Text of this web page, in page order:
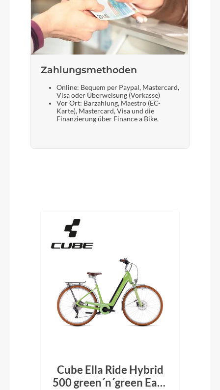
Zahlungsmethoden
Online: Bequem per Paypal, Mastercard,
Visa oder Überweisung (Vorkasse)
Vor Ort: Barzahlung, Maestro (EC-
Karte), Mastercard, Visa und die
Finanzierung über Finance a Bike.
Cube Ella Ride Hybrid
500 green´n´green Easy